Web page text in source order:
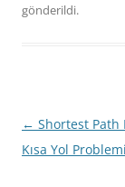
gönderildi.
Yazı
dolaşımı
← Shortest Path
Kısa Yol Problemi